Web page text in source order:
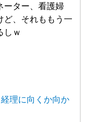
ーター、看護婦
ど、それももう一
しｗ
理に向くか向か